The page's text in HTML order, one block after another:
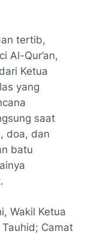
tertib,
Al-Qur’an,
Ketua
yang
saat
doa, dan
batu
Wakil Ketua
Camat